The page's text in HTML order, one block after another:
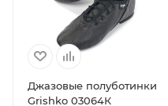
Джазовые полуботинки
Grishko 03064К